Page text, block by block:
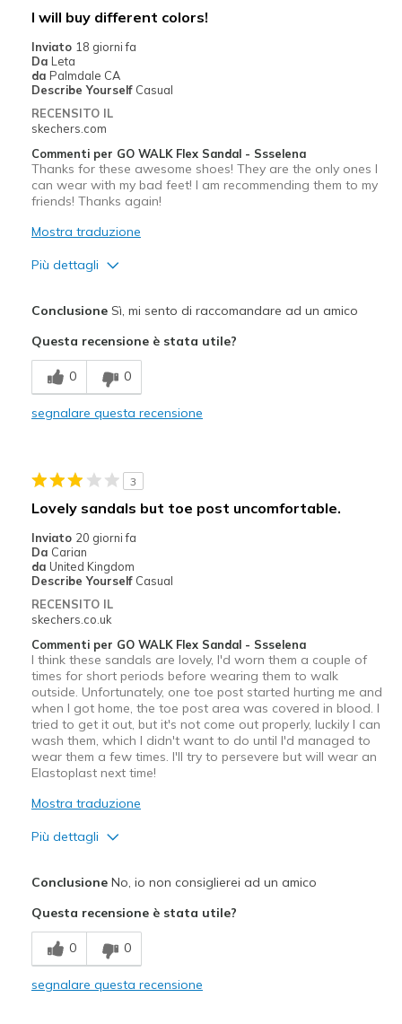
Migliori Utilizzi:
Casual Wear
Width
Sizing
Feels half size too big
I will buy different colors!
Inviato 18 giorni fa
Da Leta
da Palmdale CA
Describe Yourself Casual
RECENSITO IL
skechers.com
Commenti per GO WALK Flex Sandal - Ssselena
Thanks for these awesome shoes! They are the only ones I
can wear with my bad feet! I am recommending them to my
friends! Thanks again!
Mostra traduzione
Più dettagli
Breathe Well
Comfortable
Going Out
Travel
Width
Feels true to width
Sizing
Feels true to size
View On Shoes
I'm Into Shoes
ConclusioneSì, mi sento di raccomandare ad un amico
Questa recensione è stata utile?
0 0
segnalare questa recensione
3
Lovely sandals but toe post uncomfortable.
Inviato 20 giorni fa
Da Carian
da United Kingdom
Describe Yourself Casual
RECENSITO IL
skechers.co.uk
Commenti per GO WALK Flex Sandal - Ssselena
I think these sandals are lovely, I'd worn them a couple of
times for short periods before wearing them to walk
outside. Unfortunately, one toe post started hurting me and
when I got home, the toe post area was covered in blood. I
tried to get it out, but it's not come out properly, luckily I can
wash them, which I didn't want to do until I'd managed to
wear them a few times. I'll try to persevere but will wear an
Elastoplast next time!
Mostra traduzione
Più dettagli
Breathe Well
Durable
ConclusioneNo, io non consiglierei ad un amico
Questa recensione è stata utile?
0 0
segnalare questa recensione